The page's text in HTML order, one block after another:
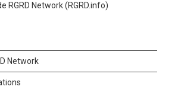
RGRD Network (RGRD.info)
Network